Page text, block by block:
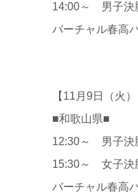
14:00～ 男子決
バーチャル春高
【11月9日（火）
■和歌山県■
12:30～ 男子決
15:30～ 女子決
バーチャル春高